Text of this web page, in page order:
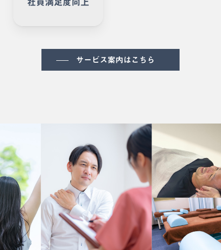
社員満足度向上
サービス案内はこちら